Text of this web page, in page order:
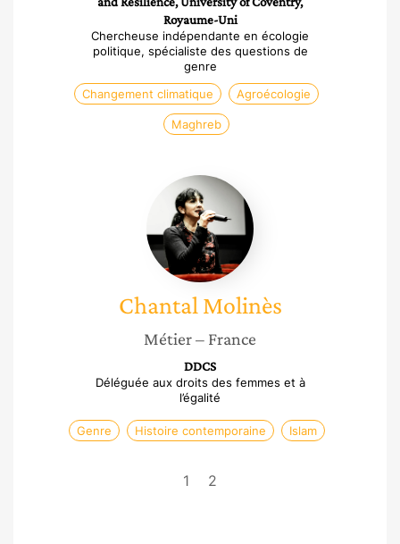
Royaume-Uni
Chercheuse indépendante en écologie
politique, spécialiste des questions de
genre
Changement climatique
Agroécologie
Maghreb
Chantal
Molinès
Chantal Molinès
Métier– France
DDCS
Déléguée aux droits des femmes et à
l’égalité
Genre Histoire contemporaine Islam
1 2